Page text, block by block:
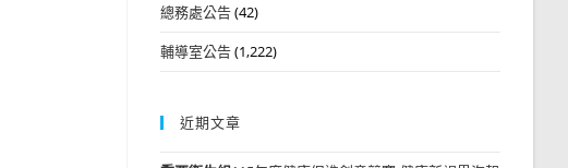
總務處公告(42)
輔導室公告(1,222)
近期文章